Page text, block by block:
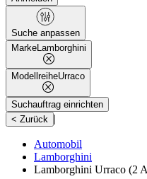
Suche anpassen
MarkeLamborghini
ModellreiheUrraco
Suchauftrag einrichten
< Zurück |
Automobil
Lamborghini
Lamborghini Urraco (2